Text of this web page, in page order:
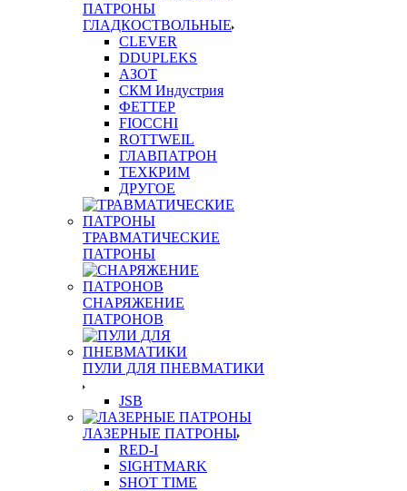
ПАТРОНЫ
ГЛАДКОСТВОЛЬНЫЕ
CLEVER
DDUPLEKS
АЗОТ
СКМ Индустрия
ФЕТТЕР
FIOCCHI
ROTTWEIL
ГЛАВПАТРОН
ТЕХКРИМ
ДРУГОЕ
ТРАВМАТИЧЕСКИЕ
ПАТРОНЫ
СНАРЯЖЕНИЕ
ПАТРОНОВ
ПУЛИ ДЛЯ ПНЕВМАТИКИ
JSB
ЛАЗЕРНЫЕ ПАТРОНЫ
RED-I
SIGHTMARK
SHOT TIME